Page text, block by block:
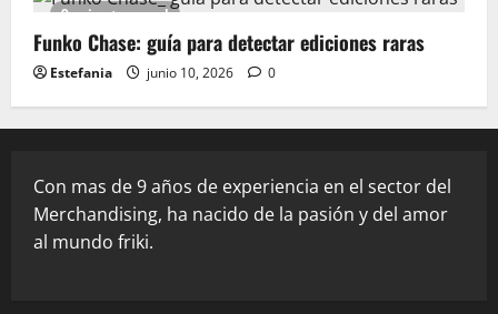
9 minutes read
Funko Chase: guía para detectar ediciones raras
Estefania junio 10, 2026 0
Con mas de 9 años de experiencia en el sector del
Merchandising, ha nacido de la pasión y del amor
al mundo friki.